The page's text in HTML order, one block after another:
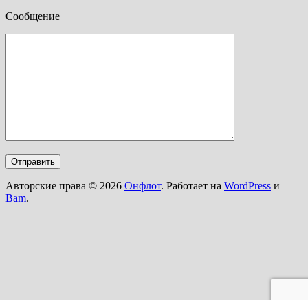
Сообщение
Авторские права © 2026 Онфлот. Работает на WordPress и
Bam.